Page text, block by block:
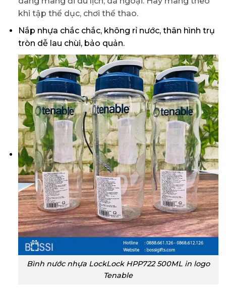
khi tập thể dục, chơi thể thao.
Nắp nhựa chắc chắc, không rỉ nước, thân hình trụ
tròn dễ lau chùi, bảo quản.
Bình nước nhựa LockLock HPP722 500ML in logo
Tenable